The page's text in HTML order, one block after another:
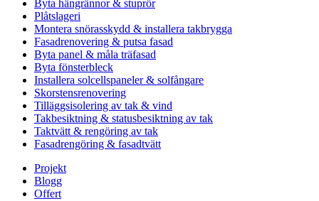
Byta hängrännor & stuprör
Plåtslageri
Montera snörasskydd & installera takbrygga
Fasadrenovering & putsa fasad
Byta panel & måla träfasad
Byta fönsterbleck
Installera solcellspaneler & solfångare
Skorstensrenovering
Tilläggsisolering av tak & vind
Takbesiktning & statusbesiktning av tak
Taktvätt & rengöring av tak
Fasadrengöring & fasadtvätt
Projekt
Blogg
Offert